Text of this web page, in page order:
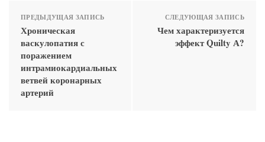
ПРЕДЫДУЩАЯ ЗАПИСЬ
Хроническая
васкулопатия с
поражением
интрамиокардиальных
ветвей коронарных
артерий
СЛЕДУЮЩАЯ ЗАПИСЬ
Чем характеризуется
эффект Quilty А?